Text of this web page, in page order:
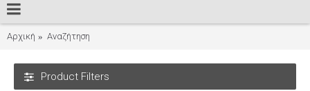
Αρχική Αναζήτηση
Product Filters